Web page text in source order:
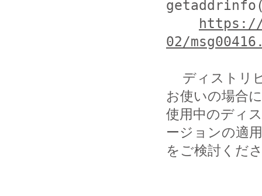
https://
02/
お使いの場合
使用中のディ
ージョンの適用
をご検討くだ